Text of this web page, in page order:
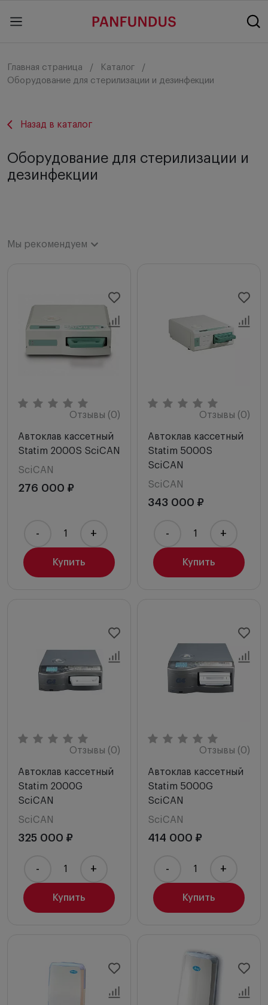
Главная страница
Каталог
Оборудование для стерилизации и дезинфекции
Назад в каталог
Оборудование для стерилизации и
дезинфекции
Мы рекомендуем
Цена по возрастанию
Цена по убыванию
Сначала с высоким рейтингом
Отзывы (0)
Автоклав кассетный
Statim 2000S SciCAN
SciCAN
276 000 ₽
Купить
- +
Отзывы (0)
Автоклав кассетный
Statim 5000S
SciCAN
SciCAN
343 000 ₽
Купить
- +
Отзывы (0)
Автоклав кассетный
Statim 2000G
SciCAN
SciCAN
325 000 ₽
Купить
- +
Отзывы (0)
Автоклав кассетный
Statim 5000G
SciCAN
SciCAN
414 000 ₽
Купить
- +